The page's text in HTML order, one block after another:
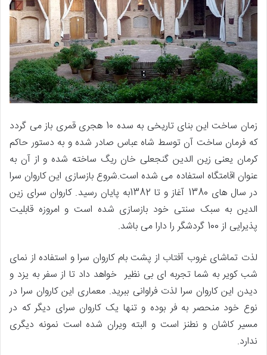
زمان ساخت این بنای تاریخی به سده 10 هجری قمری باز می گردد
که فرمان ساخت آن توسط شاه عباس صادر شده و به دستور حاکم
کرمان یعنی زین الدین گنجعلی خان ریگ ساخته شده و از آن به
عنوان اقامتگاه استفاده می شده است.شروع بازسازی این کاروان سرا
در سال های 1380 آغاز و تا 1382به پایان رسید. کاروان سرای زین
الدین به سبک سنتی خود بازسازی شده است و امروزه قابلیت
پذیرایی از 100 گردشگر را دارا می باشد.
لذت تماشای غروب آفتاب از پشت بام کاروان سرا و استفاده از نمای
شب کویر به شما تجربه ای بی نظیر خواهد داد تا از سفر به یزد و
دیدن این کاروان سرا لذت فراوانی ببرید. معماری این کاروان سرا در
نوع خود منحصر به فر بوده و تنها یک کاروان سرای دیگر که در
مسیر کاشان و نطنز است و البته ویران شده است نمونه دیگری
ندارد.